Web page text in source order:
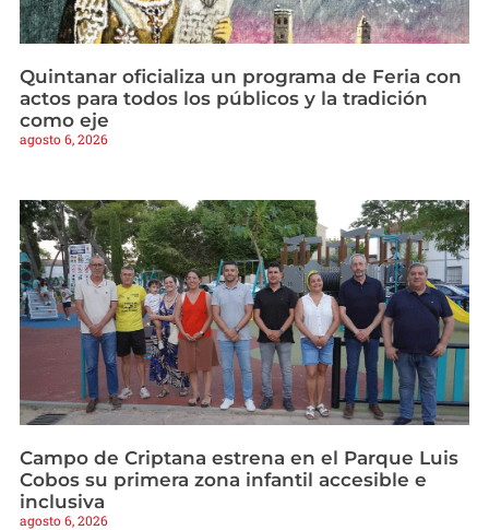
Quintanar oficializa un programa de Feria con
actos para todos los públicos y la tradición
como eje
agosto 6, 2026
Campo de Criptana estrena en el Parque Luis
Cobos su primera zona infantil accesible e
inclusiva
agosto 6, 2026